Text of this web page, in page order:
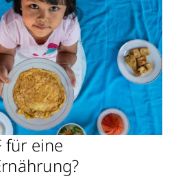
für eine